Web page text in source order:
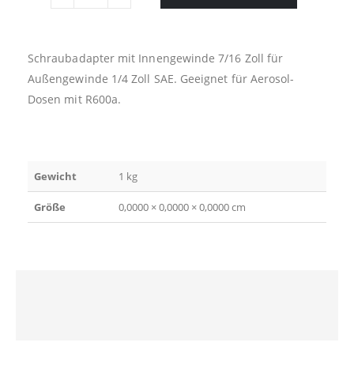
Schraubadapter mit Innengewinde 7/16 Zoll für
Außengewinde 1/4 Zoll SAE. Geeignet für Aerosol-
Dosen mit R600a.
Gewicht 1 kg
Größe 0,0000 × 0,0000 × 0,0000 cm